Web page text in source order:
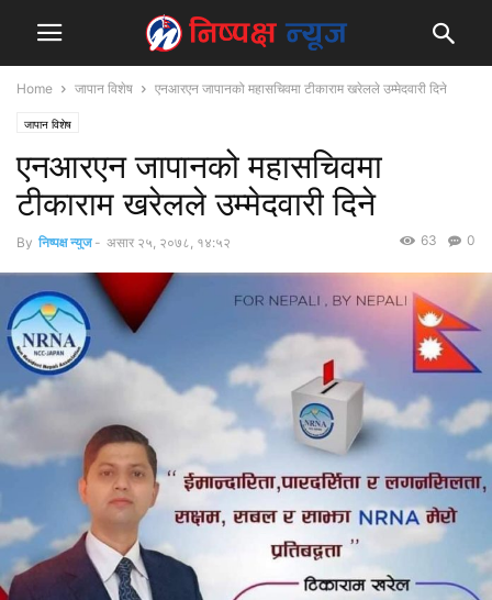
Home जापान विशेष एनआरएन जापानको महासचिवमा टीकाराम खरेलले उम्मेदवारी दिने
जापान विशेष
एनआरएन जापानको महासचिवमा
टीकाराम खरेलले उम्मेदवारी दिने
By निष्पक्ष न्युज - असार २५, २०७८, १४:५२ 0
63